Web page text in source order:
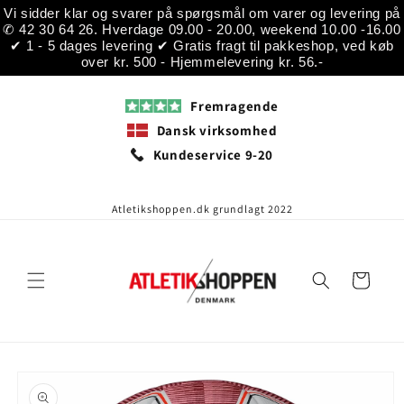
Vi sidder klar og svarer på spørgsmål om varer og levering på
✆ 42 30 64 26. Hverdage 09.00 - 20.00, weekend 10.00 -16.00
✔ 1 - 5 dages levering ✔ Gratis fragt til pakkeshop, ved køb
over kr. 500 - Hjemmelevering kr. 56.-
Gå til
indhold
Fremragende
Dansk virksomhed
Kundeservice 9-20
Atletikshoppen.dk grundlagt 2022
Indkøbskurv